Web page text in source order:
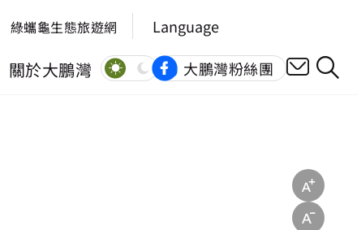
綠蠵龜生態旅遊網 Language
關於大鵬灣 大鵬灣粉絲團